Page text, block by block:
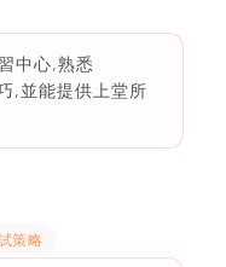
中心,熟悉
,並能提供上堂所
策略